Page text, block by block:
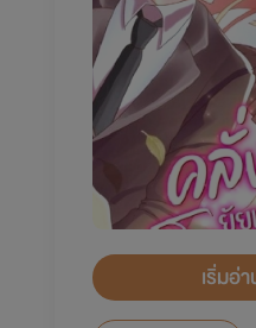
เริ่มอ่